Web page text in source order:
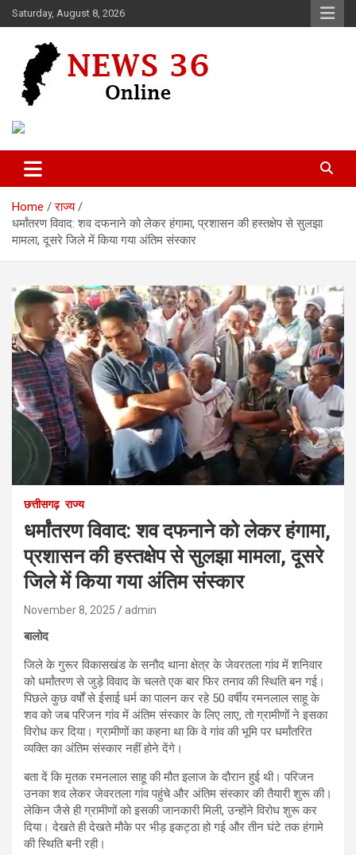
Skip
to
Saturday, August 8, 2026
News 36
Home
राज्य
धर्मांतरण विवाद: शव दफनाने को लेकर हंगामा, प्रशासन की हस्तक्षेप से सुलझा
मामला, दूसरे जिले में किया गया अंतिम संस्कार
छत्तीसगढ़ राज्य
धर्मांतरण विवाद: शव दफनाने को लेकर हंगामा,
प्रशासन की हस्तक्षेप से सुलझा मामला, दूसरे
जिले में किया गया अंतिम संस्कार
November 8, 2025 admin
बालोद
जिले के गुरूर विकासखंड के सनौद थाना क्षेत्र के जेवरतला गांव में शनिवार
को धर्मांतरण से जुड़े विवाद के चलते एक बार फिर तनाव की स्थिति बन गई।
पिछले कुछ वर्षों से ईसाई धर्म का पालन कर रहे 50 वर्षीय रमनलाल साहू के
शव को जब परिजन गांव में अंतिम संस्कार के लिए लाए, तो ग्रामीणों ने इसका
विरोध कर दिया। ग्रामीणों का कहना था कि वे गांव की भूमि पर धर्मांतरित
व्यक्ति का अंतिम संस्कार नहीं होने देंगे।
बता दें कि मृतक रमनलाल साहू की मौत इलाज के दौरान हुई थी। परिजन
उनका शव लेकर जेवरतला गांव पहुंचे और अंतिम संस्कार की तैयारी शुरू की।
लेकिन जैसे ही ग्रामीणों को इसकी जानकारी मिली, उन्होंने विरोध शुरू कर
दिया। देखते ही देखते मौके पर भीड़ इकट्ठा हो गई और तीन घंटे तक हंगामे
की स्थिति बनी रही।